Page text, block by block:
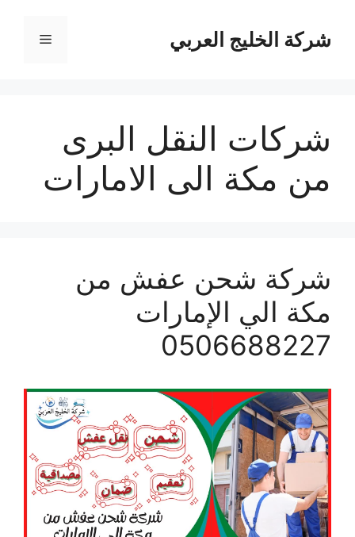
المحتوىشركة الخليج العربي القائمة
شركات النقل البرى
من مكة الى الامارات
شركة شحن عفش من
مكة الي الإمارات
0506688227